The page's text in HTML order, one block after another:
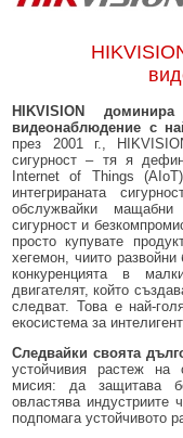
HIKVISION
видеонаблюдение с
през 2001 г.,
сигурност – тя я
Internet of Things
интегрираната
обслужвайки мащабни
сигурност и
просто купувате
хегемон, чиито
конкуренцията в
двигателят, който
следват. Това е най-
екосистема за
Следвайки своята
устойчивия растеж
мисия: да защитава
овластява индустриите
подпомага устойчивото